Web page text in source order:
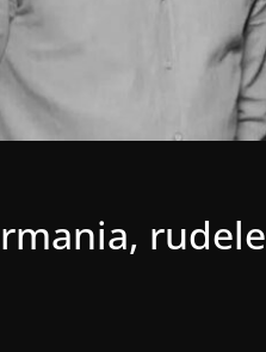
rudele